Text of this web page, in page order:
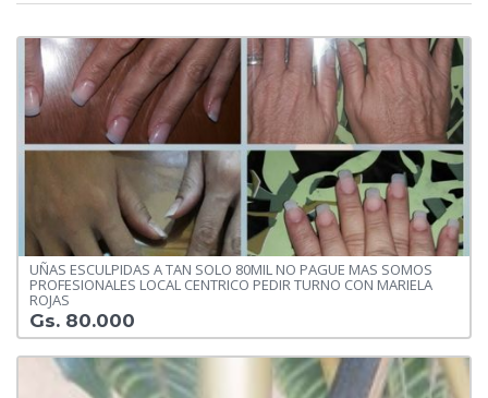
UÑAS ESCULPIDAS A TAN SOLO 80MIL NO PAGUE MAS SOMOS
PROFESIONALES LOCAL CENTRICO PEDIR TURNO CON MARIELA
ROJAS
Gs. 80.000